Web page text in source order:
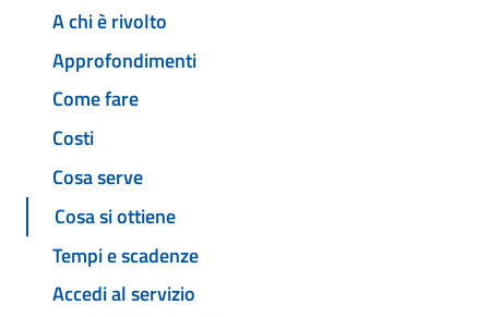
A chi è rivolto
Approfondimenti
Come fare
Costi
Cosa serve
Cosa si ottiene
Tempi e scadenze
Accedi al servizio